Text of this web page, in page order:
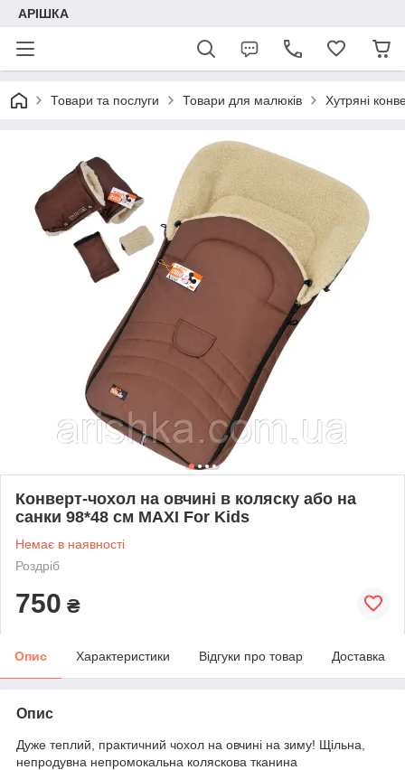
АРІШКА
Товари та послуги Товари для малюків Хутряні
Конверт-чохол на овчині в коляску або на
санки 98*48 см MAXI For Kids
Немає в наявності
Роздріб
750 ₴
Опис Характеристики Відгуки про товар Доставка
Опис
Дуже теплий, практичний чохол на овчині на зиму! Щільна,
непродувна непромокальна коляскова тканина